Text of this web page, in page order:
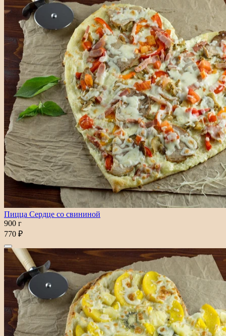
Пицца Сердце со свининой
900 г
770 ₽